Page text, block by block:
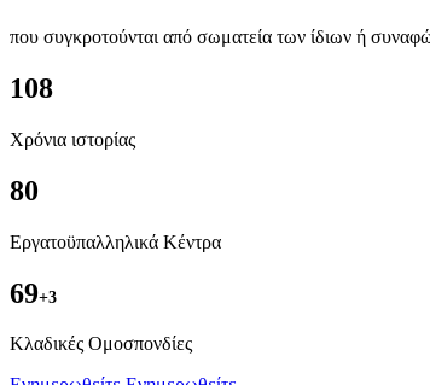
που συγκροτούνται από σωματεία των ίδιων ή
108
Χρόνια ιστορίας
80
Εργατοϋπαλληλικά Κέντρα
69+3
Kλαδικές Ομοσπονδίες